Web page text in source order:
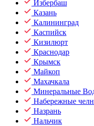
Избербаш
Казань
Калининград
Каспийск
Кизилюрт
Краснодар
Крымск
Майкоп
Махачкала
Минеральные
Набережные
Назрань
Нальчик